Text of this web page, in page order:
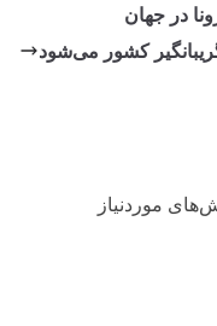
در جهان
کشور می‌شود
موردنیاز